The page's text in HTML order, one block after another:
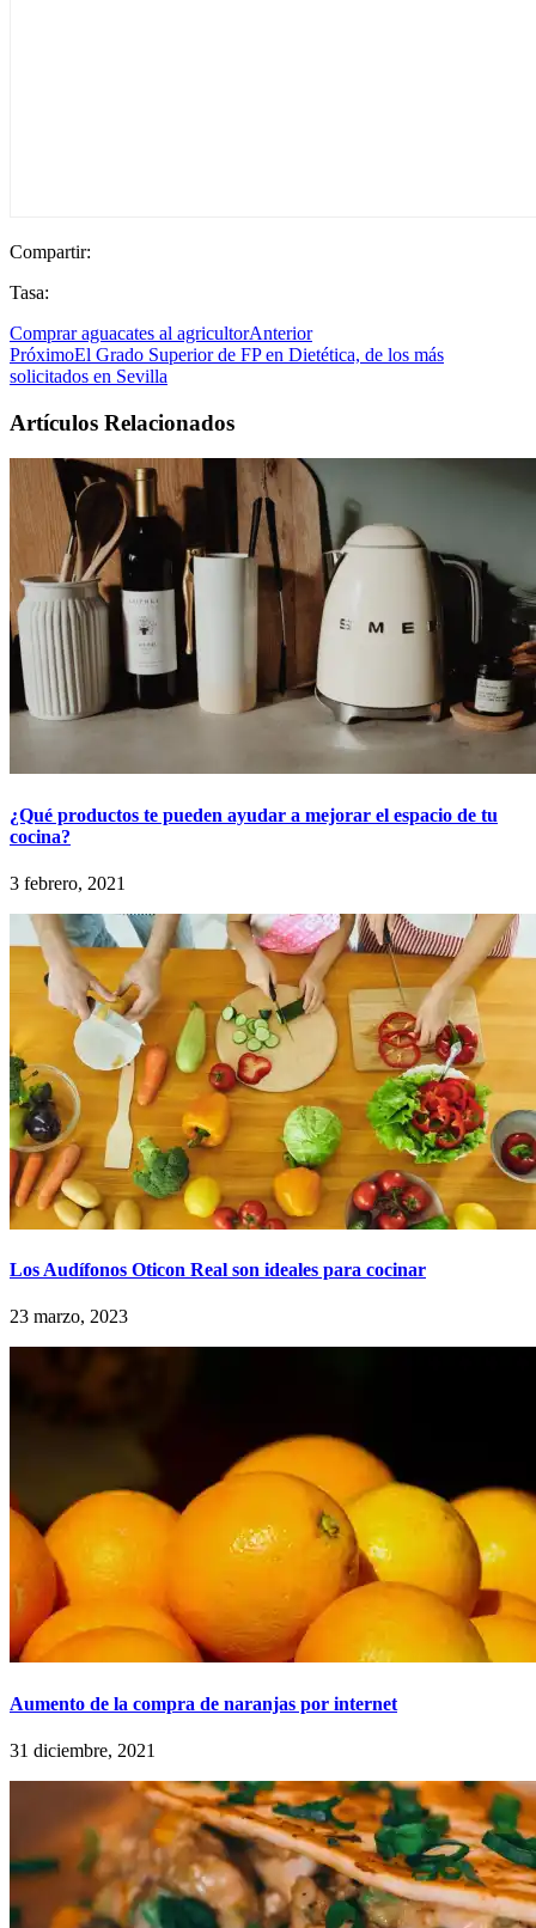
Compartir:
Tasa:
Comprar aguacates al agricultorAnterior
PróximoEl Grado Superior de FP en Dietética, de los más
solicitados en Sevilla
Artículos Relacionados
¿Qué productos te pueden ayudar a mejorar el espacio de tu
cocina?
3 febrero, 2021
Los Audífonos Oticon Real son ideales para cocinar
23 marzo, 2023
Aumento de la compra de naranjas por internet
31 diciembre, 2021